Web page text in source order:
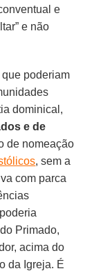
e
e não
poderiam
dominical,
e de
de nomeação
, sem a
com parca
Primado,
acima do
da Igreja. É